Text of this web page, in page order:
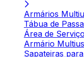
Armários
Tábua de
Área de
Armário
Sapateiras